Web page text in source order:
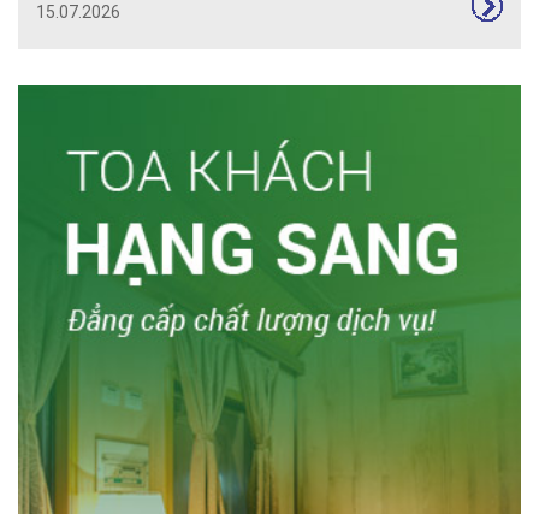
15.07.2026